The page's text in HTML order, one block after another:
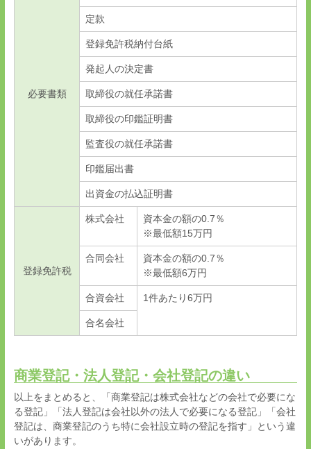
必要書類
定款
登録免許税納付台紙
発起人の決定書
取締役の就任承諾書
取締役の印鑑証明書
監査役の就任承諾書
印鑑届出書
出資金の払込証明書
登録免許税
株式会社 資本金の額の0.7％
※最低額15万円
合同会社 資本金の額の0.7％
※最低額6万円
合資会社 1件あたり6万円
合名会社
商業登記・法人登記・会社登記の違い
以上をまとめると、「商業登記は株式会社などの会社で必要にな
る登記」「法人登記は会社以外の法人で必要になる登記」「会社
登記は、商業登記のうち特に会社設立時の登記を指す」という違
いがあります。